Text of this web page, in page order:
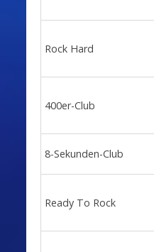
Rock Hard
400er-Club
8-Sekunden-Club
Ready To Rock